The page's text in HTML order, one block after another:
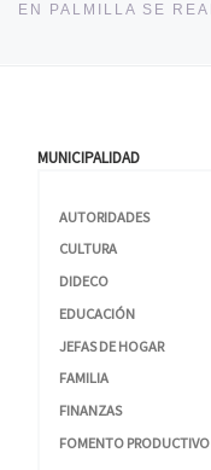
MUNICIPALIDAD
AUTORIDADES
CULTURA
DIDECO
EDUCACIÓN
JEFAS DE HOGAR
FAMILIA
FINANZAS
FOMENTO PRODUCTIVO